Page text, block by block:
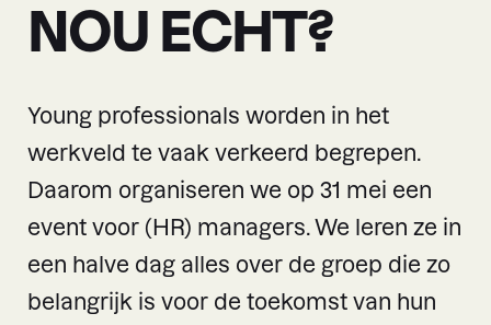
NOU ECHT?
Young professionals worden in het
werkveld te vaak verkeerd begrepen.
Daarom organiseren we op 31 mei een
event voor (HR) managers. We leren ze in
een halve dag alles over de groep die zo
belangrijk is voor de toekomst van hun